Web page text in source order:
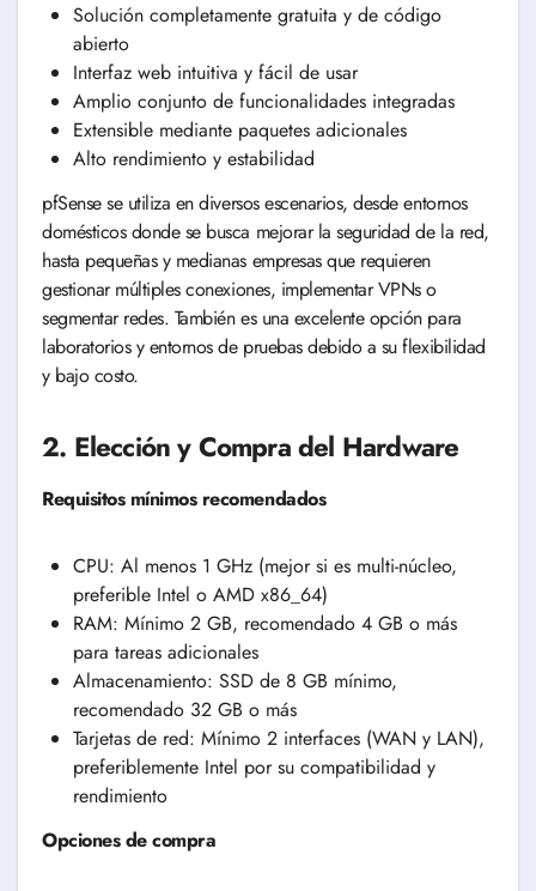
Solución completamente gratuita y de código
abierto
Interfaz web intuitiva y fácil de usar
Amplio conjunto de funcionalidades integradas
Extensible mediante paquetes adicionales
Alto rendimiento y estabilidad
pfSense se utiliza en diversos escenarios, desde entornos
domésticos donde se busca mejorar la seguridad de la red,
hasta pequeñas y medianas empresas que requieren
gestionar múltiples conexiones, implementar VPNs o
segmentar redes. También es una excelente opción para
laboratorios y entornos de pruebas debido a su flexibilidad
y bajo costo.
2. Elección y Compra del Hardware
Requisitos mínimos recomendados
CPU: Al menos 1 GHz (mejor si es multi-núcleo,
preferible Intel o AMD x86_64)
RAM: Mínimo 2 GB, recomendado 4 GB o más
para tareas adicionales
Almacenamiento: SSD de 8 GB mínimo,
recomendado 32 GB o más
Tarjetas de red: Mínimo 2 interfaces (WAN y LAN),
preferiblemente Intel por su compatibilidad y
rendimiento
Opciones de compra